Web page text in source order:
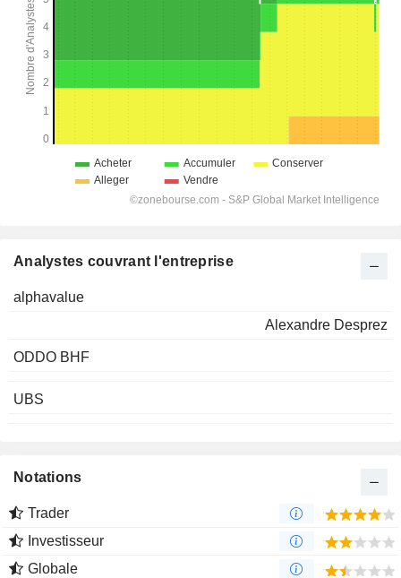
Analystes couvrant l'entreprise
alphavalue
Alexandre Desprez
ODDO BHF
UBS
Notations
Trader
Investisseur
Globale